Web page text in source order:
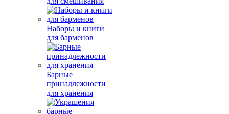
Наборы и книги
для барменов
Барные
принадлежности
для хранения